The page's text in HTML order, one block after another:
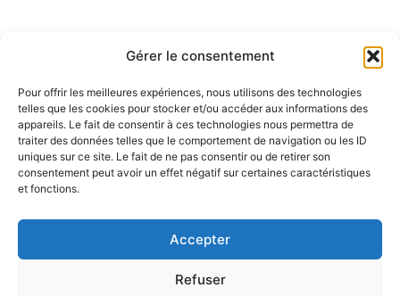
Gérer le consentement
Pour offrir les meilleures expériences, nous utilisons des technologies
telles que les cookies pour stocker et/ou accéder aux informations des
appareils. Le fait de consentir à ces technologies nous permettra de
traiter des données telles que le comportement de navigation ou les ID
uniques sur ce site. Le fait de ne pas consentir ou de retirer son
consentement peut avoir un effet négatif sur certaines caractéristiques
et fonctions.
Accepter
Refuser
Partenaires :
LaMaisonDuDonut
LaBelleBiere